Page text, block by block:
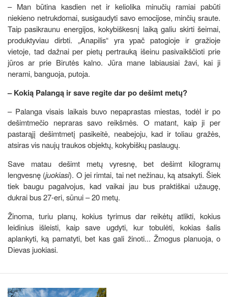
– Man būtina kasdien net ir keliolika minučių ramiai pabūti
niekieno netrukdomai, susigaudyti savo emocijose, minčių sraute.
Taip pasikraunu energijos, kokybiškesnį laiką galiu skirti šeimai,
produktyviau dirbti. „Anapilis“ yra ypač patogioje ir gražioje
vietoje, tad dažnai per pietų pertrauką išeinu pasivaikščioti prie
jūros ar prie Birutės kalno. Jūra mane labiausiai žavi, kai ji
nerami, banguoja, putoja.
– Kokią Palangą ir save regite dar po dešimt metų?
– Palanga visais laikais buvo nepaprastas miestas, todėl ir po
dešimtmečio nepraras savo reikšmės. O matant, kaip ji per
pastarąjį dešimtmetį pasikeitė, neabejoju, kad ir toliau gražės,
atsiras vis naujų traukos objektų, kokybiškų paslaugų.
Save matau dešimt metų vyresnę, bet dešimt kilogramų
lengvesnę (juokiasi). O jei rimtai, tai net nežinau, ką atsakyti. Šiek
tiek baugu pagalvojus, kad vaikai jau bus praktiškai užaugę,
dukrai bus 27-eri, sūnui – 20 metų.
Žinoma, turiu planų, kokius tyrimus dar reikėtų atlikti, kokius
leidinius išleisti, kaip save ugdyti, kur tobulėti, kokias šalis
aplankyti, ką pamatyti, bet kas gali žinoti... Žmogus planuoja, o
Dievas juokiasi.